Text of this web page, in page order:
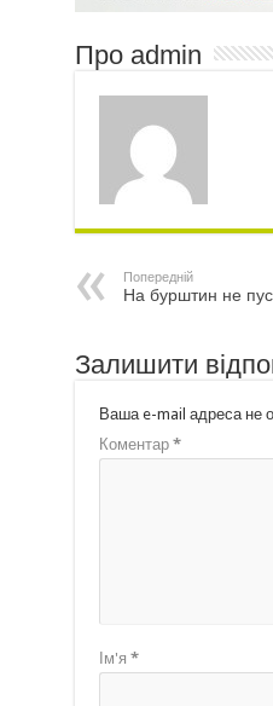
Про admin
Попередній
На бурштин не
Залишити
Ваша e-mail адреса не
Коментар *
Ім'я *